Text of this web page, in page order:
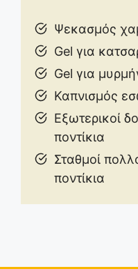
Ψεκασμός
Gel για
Gel για
Καπνισμός
Εξωτερικοί
ποντίκια
Σταθμοί
ποντίκια